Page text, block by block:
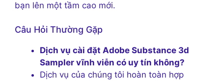
bạn lên một tầm cao mới.
Câu Hỏi Thường Gặp
Dịch vụ cài đặt Adobe Substance 3d
Sampler vĩnh viễn có uy tín không?
Dịch vụ của chúng tôi hoàn toàn hợp